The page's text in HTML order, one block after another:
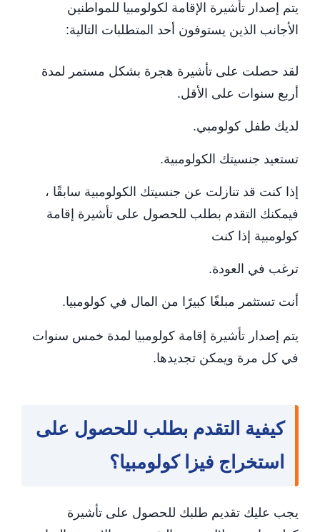
يتم إصدار تأشيرة الإقامة لكولومبيا للمواطنين
الأجانب الذين يستوفون أحد المتطلبات التالية:
لقد حصلت على تأشيرة هجرة بشكل مستمر لمدة
أربع سنوات على الأقل.
لديك طفل كولومبي.
تستعيد جنسيتك الكولومبية.
إذا كنت قد تنازلت عن جنسيتك الكولومبية سابقًا ،
فيمكنك التقدم بطلب للحصول على تأشيرة إقامة
كولومبية إذا كنت
ترغب في العودة.
أنت تستثمر مبلغًا كبيرًا من المال في كولومبيا.
يتم إصدار تأشيرة إقامة كولومبيا لمدة خمس سنوات
في كل مرة ويمكن تجديدها.
كيفية التقدم بطلب للحصول على
استخراج فيزا كولومبيا؟
يجب عليك تقديم طلبك للحصول على تأشيرة